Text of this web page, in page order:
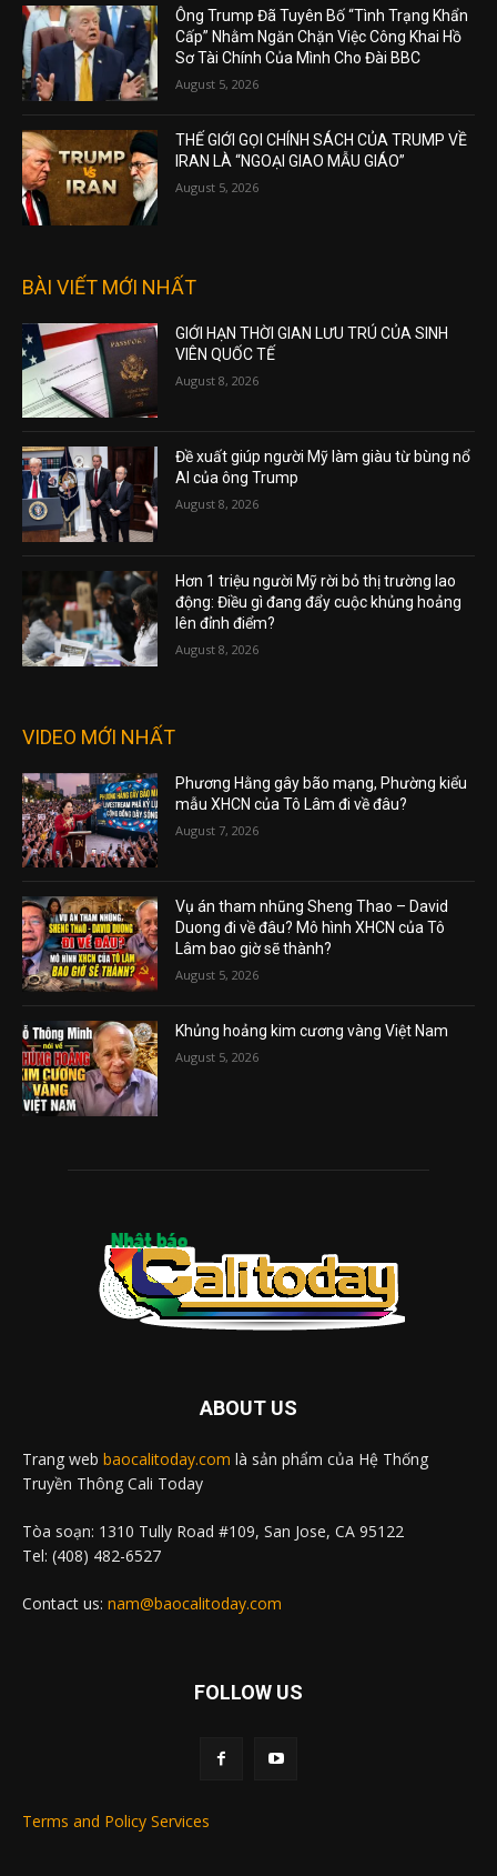
Ông Trump Đã Tuyên Bố “Tình Trạng Khẩn
Cấp” Nhằm Ngăn Chặn Việc Công Khai Hồ
Sơ Tài Chính Của Mình Cho Đài BBC
August 5, 2026
THẾ GIỚI GỌI CHÍNH SÁCH CỦA TRUMP VỀ
IRAN LÀ “NGOẠI GIAO MẪU GIÁO”
August 5, 2026
BÀI VIẾT MỚI NHẤT
GIỚI HẠN THỜI GIAN LƯU TRÚ CỦA SINH
VIÊN QUỐC TẾ
August 8, 2026
Đề xuất giúp người Mỹ làm giàu từ bùng nổ
AI của ông Trump
August 8, 2026
Hơn 1 triệu người Mỹ rời bỏ thị trường lao
động: Điều gì đang đẩy cuộc khủng hoảng
lên đỉnh điểm?
August 8, 2026
VIDEO MỚI NHẤT
Phương Hằng gây bão mạng, Phường kiểu
mẫu XHCN của Tô Lâm đi về đâu?
August 7, 2026
Vụ án tham nhũng Sheng Thao – David
Duong đi về đâu? Mô hình XHCN của Tô
Lâm bao giờ sẽ thành?
August 5, 2026
Khủng hoảng kim cương vàng Việt Nam
August 5, 2026
ABOUT US
Trang web baocalitoday.com là sản phẩm của Hệ Thống
Truyền Thông Cali Today
Tòa soạn: 1310 Tully Road #109, San Jose, CA 95122
Tel: (408) 482-6527
Contact us: nam@baocalitoday.com
FOLLOW US
Terms and Policy Services